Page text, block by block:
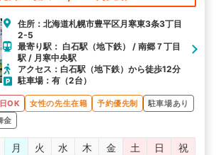
住所：北海道札幌市豊平区月寒東3条3丁目
2-5
最寄り駅： 白石駅（地下鉄） / 南郷７丁目
駅 / 月寒中央駅
アクセス：白石駅（地下鉄）から徒歩12分
駐車場：有（2台）
OK 女性の先生在籍 予約優先制
駐車場あり
金
月 火 水 木 金 土 日
祝